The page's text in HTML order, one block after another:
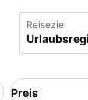
Reiseziel
Preis